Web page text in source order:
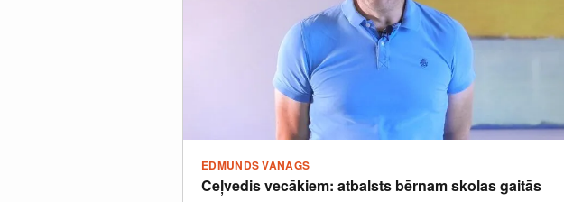
EDMUNDS VANAGS
Ceļvedis vecākiem: atbalsts bērnam skolas gaitās